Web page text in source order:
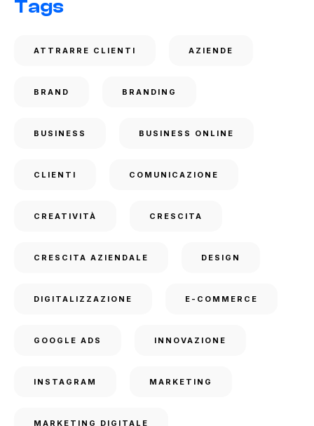
Tags
ATTRARRE CLIENTI AZIENDE
BRAND BRANDING
BUSINESS BUSINESS ONLINE
CLIENTI COMUNICAZIONE
CREATIVITÀ CRESCITA
CRESCITA AZIENDALE DESIGN
DIGITALIZZAZIONE E-COMMERCE
GOOGLE ADS INNOVAZIONE
INSTAGRAM MARKETING
MARKETING DIGITALE